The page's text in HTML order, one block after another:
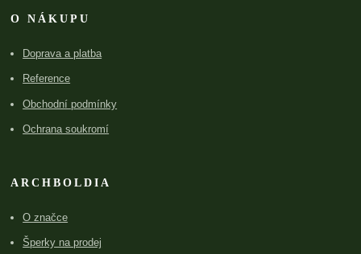
O NÁKUPU
Doprava a platba
Reference
Obchodní podmínky
Ochrana soukromí
ARCHBOLDIA
O značce
Šperky na prodej